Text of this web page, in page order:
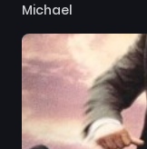
Michael